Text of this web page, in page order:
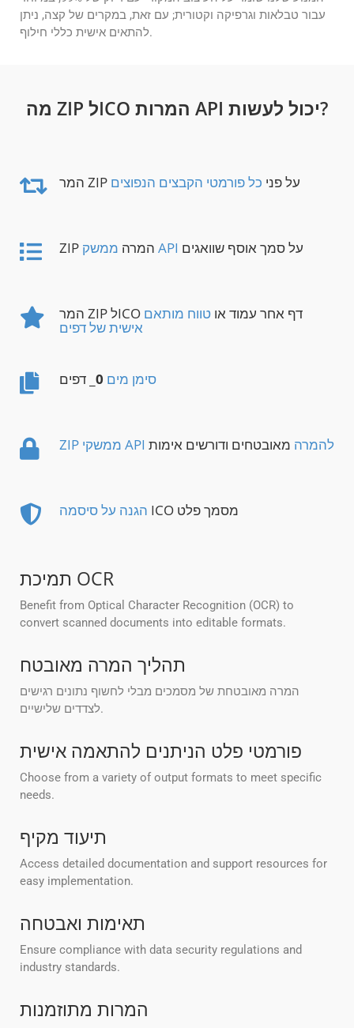
עבור טבלאות וגרפיקה וקטורית; עם זאת, במקרים של קצה, ניתן
להתאים אישית כללי חילוף.
מה ZIP לICO המרות API יכול לעשות?
המר ZIP על פני כל פורמטי הקבצים הנפוצים
ZIP המרה ממשק API על סמך אוסף שוואגים
המר ZIP לICO דף אחר עמוד או טווח מותאם
אישית של דפים
סימן מים 0 _ דפים
ZIP ממשקי API להמרה מאובטחים ודורשים אימות
הגנה על סיסמה ICO מסמך פלט
תמיכת OCR
Benefit from Optical Character Recognition (OCR) to
convert scanned documents into editable formats.
תהליך המרה מאובטח
המרה מאובטחת של מסמכים מבלי לחשוף נתונים רגישים
לצדדים שלישיים.
פורמטי פלט הניתנים להתאמה אישית
Choose from a variety of output formats to meet specific
needs.
תיעוד מקיף
Access detailed documentation and support resources for
easy implementation.
תאימות ואבטחה
Ensure compliance with data security regulations and
industry standards.
המרות מתוזמנות